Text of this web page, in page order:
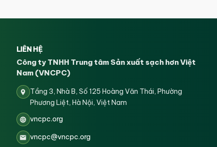
LIÊN HỆ
Công ty TNHH Trung tâm Sản xuất sạch hơn Việt
Nam (VNCPC)
Tầng 3, Nhà B, Số 125 Hoàng Văn Thái, Phường
Phương Liệt, Hà Nội, Việt Nam
vncpc.org
vncpc@vncpc.org